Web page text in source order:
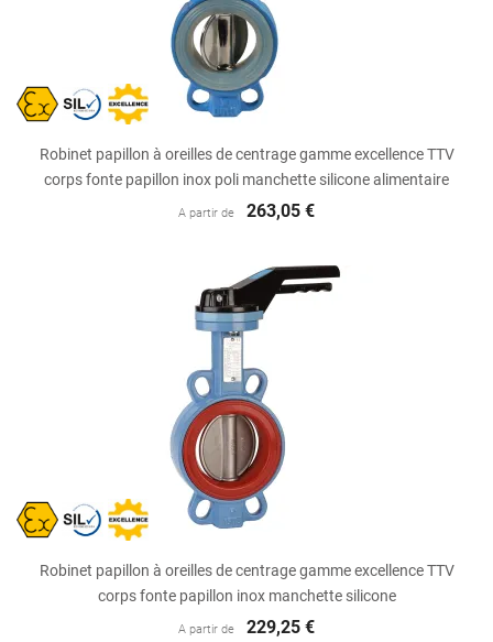
Robinet papillon à oreilles de centrage gamme excellence TTV
corps fonte papillon inox poli manchette silicone alimentaire
A partir de 263,05 €
Robinet papillon à oreilles de centrage gamme excellence TTV
corps fonte papillon inox manchette silicone
A partir de 229,25 €